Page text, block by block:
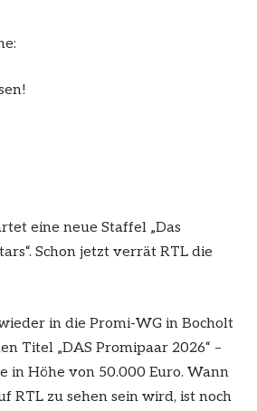
eine neue Staffel „Das
Schon jetzt verrät RTL die
in die Promi-WG in Bocholt
Titel „DAS Promipaar 2026“ –
in Höhe von 50.000 Euro. Wann
RTL zu sehen sein wird, ist noch